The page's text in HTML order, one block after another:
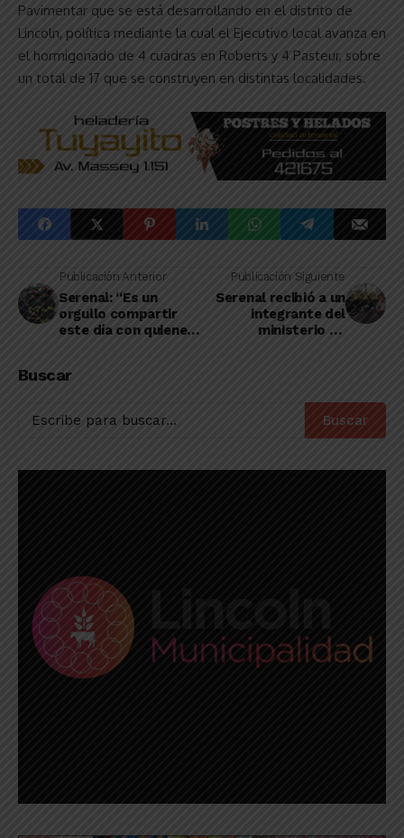
Pavimentar que se está desarrollando en el distrito de
Lincoln, política mediante la cual el Ejecutivo local avanza en
el hormigonado de 4 cuadras en Roberts y 4 Pasteur, sobre
un total de 17 que se construyen en distintas localidades.
Publicación Anterior
Serenal: “Es un
orgullo compartir
este día con quienes
comunidad”
Publicación Siguiente
Serenal recibió a un
integrante del
ministerio de
Buscar
Buscar